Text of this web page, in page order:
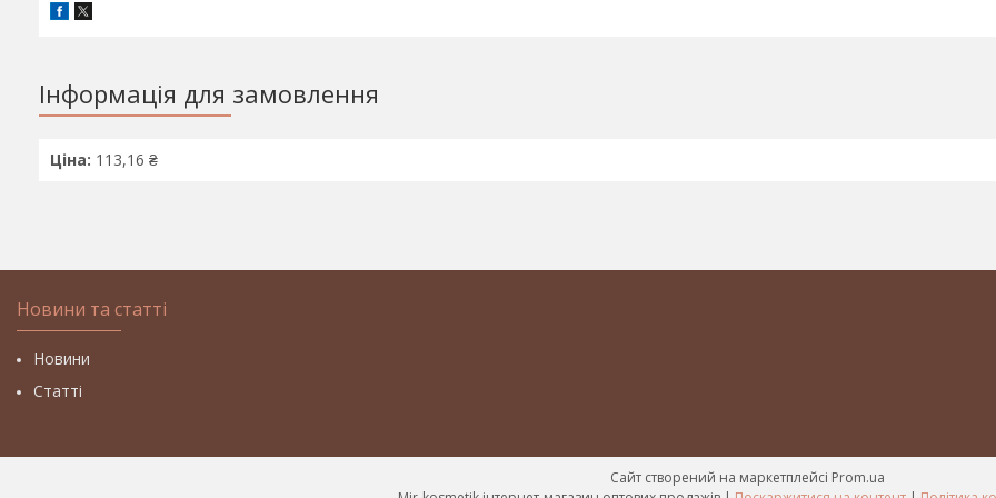
Інформація для замовлення
Ціна: 113,16 ₴
Новини та статті
Новини
Статті
Сайт створений на маркетплейсі Prom.ua